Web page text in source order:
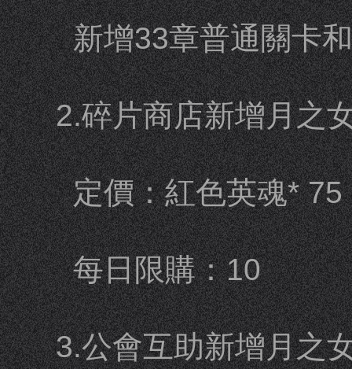
新增33章普通關卡
2.碎片商店新增月之
定價：紅色英魂* 75
每日限購：10
3.公會互助新增月之